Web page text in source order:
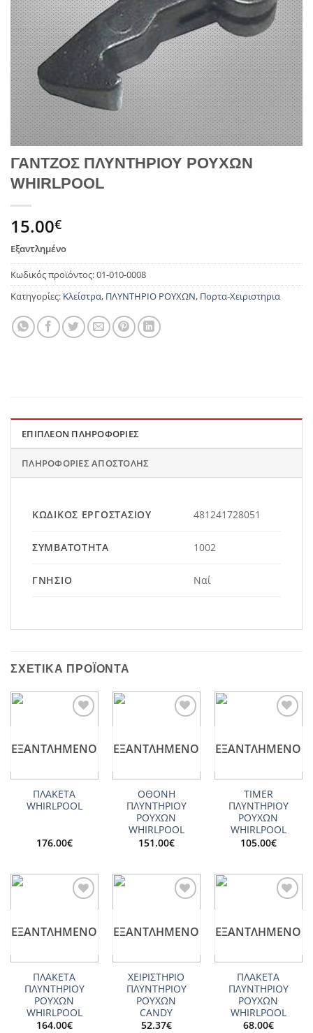
ΓΑΝΤΖΟΣ ΠΛΥΝΤΗΡΙΟΥ ΡΟΥΧΩΝ
WHIRLPOOL
15.00€
Εξαντλημένο
Κωδικός προϊόντος:01-010-0008
Κατηγορίες: Κλείστρα, ΠΛΥΝΤΗΡΙΟ ΡΟΥΧΩΝ, Πορτα-Χειριστηρια
ΕΠΙΠΛΈΟΝ ΠΛΗΡΟΦΟΡΊΕΣ
ΠΛΗΡΟΦΟΡΊΕΣ ΑΠΟΣΤΟΛΉΣ
ΚΩΔΙΚΌΣ ΕΡΓΟΣΤΑΣΊΟΥ 481241728051
ΣΥΜΒΑΤΌΤΗΤΑ 1002
ΓΝΉΣΙΟ Ναί
ΣΧΕΤΙΚΆ ΠΡΟΪΌΝΤΑ
ΕΞΑΝΤΛΗΜΈΝΟ
ΠΛΑΚΕΤΑ
WHIRLPOOL
176.00€
ΕΞΑΝΤΛΗΜΈΝΟ
ΟΘΟΝΗ
ΠΛΥΝΤΗΡΙΟΥ
ΡΟΥΧΩΝ
WHIRLPOOL
151.00€
ΕΞΑΝΤΛΗΜΈΝΟ
TIMER
ΠΛΥΝΤΗΡΙΟΥ
ΡΟΥΧΩΝ
WHIRLPOOL
105.00€
ΕΞΑΝΤΛΗΜΈΝΟ
ΠΛΑΚΕΤΑ
ΠΛΥΝΤΗΡΙΟΥ
ΡΟΥΧΩΝ
WHIRLPOOL
164.00€
ΕΞΑΝΤΛΗΜΈΝΟ
ΧΕΙΡΙΣΤΗΡΙΟ
ΠΛΥΝΤΗΡΙΟΥ
ΡΟΥΧΩΝ
CANDY
52.37€
ΕΞΑΝΤΛΗΜΈΝΟ
ΠΛΑΚΕΤΑ
ΠΛΥΝΤΗΡΙΟΥ
ΡΟΥΧΩΝ
WHIRLPOOL
68.00€